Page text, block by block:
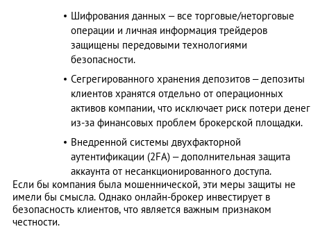
Шифрования данных – все торговые/неторговые
операции и личная информация трейдеров
защищены передовыми технологиями
безопасности.
Сегрегированного хранения депозитов – депозиты
клиентов хранятся отдельно от операционных
активов компании, что исключает риск потери денег
из-за финансовых проблем брокерской площадки.
Внедренной системы двухфакторной
аутентификации (2FA) – дополнительная защита
аккаунта от несанкционированного доступа.
Если бы компания была мошеннической, эти меры защиты не
имели бы смысла. Однако онлайн-брокер инвестирует в
безопасность клиентов, что является важным признаком
честности.